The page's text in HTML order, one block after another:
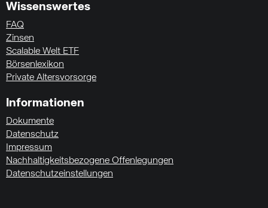
Wissenswertes
FAQ
Zinsen
Scalable Welt ETF
Börsenlexikon
Private Altersvorsorge
Informationen
Dokumente
Datenschutz
Impressum
Nachhaltigkeitsbezogene Offenlegungen
Datenschutzeinstellungen